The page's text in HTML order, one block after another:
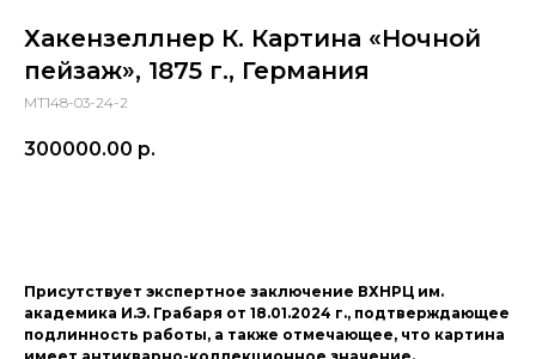
Хакензеллнер К. Картина «Ночной
пейзаж», 1875 г., Германия
МТ148-03-24-2
300000.00 р.
Присутствует экспертное заключение ВХНРЦ им.
академика И.Э. Грабаря от 18.01.2024 г., подтверждающее
подлинность работы, а также отмечающее, что картина